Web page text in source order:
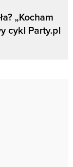
„Kocham
cykl Party.pl